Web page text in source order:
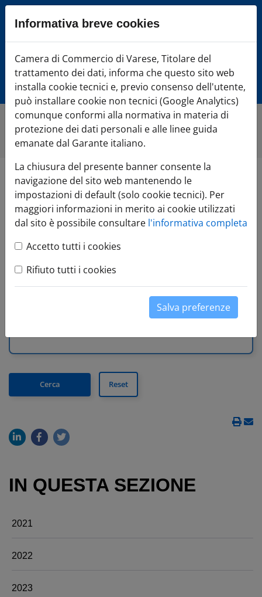
Sezione salto blocchi
Vai alla sezione dedicata alle informazioni correlate
Vai al footer
Camera di Commercio Varese
Home»Comunicazione»Tutte le notizie»2023
Tutte le notizie -
2023
Visualizza tutto Comunicato stampa
IN QUESTA SEZIONE
2021
2022
2023
Informativa breve cookies
Camera di Commercio di Varese, Titolare del
trattamento dei dati, informa che questo sito web
installa cookie tecnici e, previo consenso dell'utente,
può installare cookie non tecnici (Google Analytics)
comunque conformi alla normativa in materia di
protezione dei dati personali e alle linee guida
emanate dal Garante italiano.
La chiusura del presente banner consente la
navigazione del sito web mantenendo le
impostazioni di default (solo cookie tecnici). Per
maggiori informazioni in merito ai cookie utilizzati
dal sito è possibile consultare l'informativa completa
Accetto tutti i cookies
Rifiuto tutti i cookies
Salva preferenze